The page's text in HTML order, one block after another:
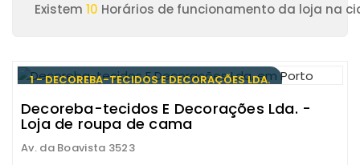
Existem 10 Horários de funcionamento da loja na
1 - DECOREBA-TECIDOS E DECORAÇÕES LDA.
Decoreba-tecidos E Decorações Lda. -
Loja de roupa de cama
Av. da Boavista 3523